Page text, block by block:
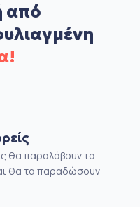
από
θα παραλάβουν τα
θα τα παραδώσουν